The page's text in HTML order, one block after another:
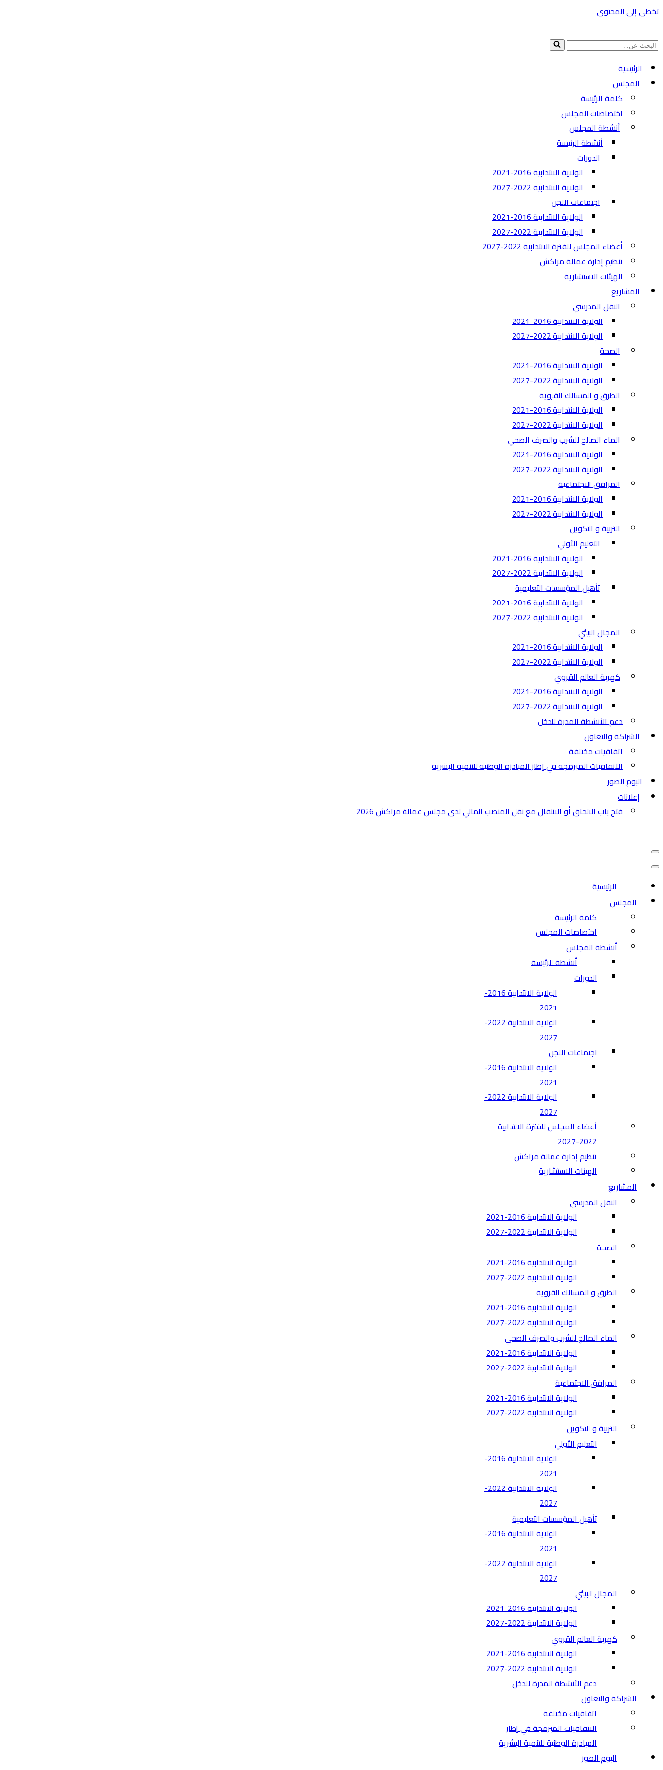
تخطى إلى المحتوى
البحث
الرئيسية
المجلس
كلمة الرئيسة
اختصاصات المجلس
أنشطة المجلس
أنشطة الرئيسة
الدورات
الولاية الانتدابية 2016-2021
الولاية الانتدابية 2022-2027
اجتماعات اللجن
الولاية الانتدابية 2016-2021
الولاية الانتدابية 2022-2027
أعضاء المجلس للفترة الانتدابية 2022-2027
تنظيم إدارة عمالة مراكش
الهيئات الاستشارية
المشاريع
النقل المدرسي
الولاية الانتدابية 2016-2021
الولاية الانتدابية 2022-2027
الصحة
الولاية الانتدابية 2016-2021
الولاية الانتدابية 2022-2027
الطرق و المسالك القروية
الولاية الانتدابية 2016-2021
الولاية الانتدابية 2022-2027
الماء الصالح للشرب والصرف الصحي
الولاية الانتدابية 2016-2021
الولاية الانتدابية 2022-2027
المرافق الاجتماعية
الولاية الانتدابية 2016-2021
الولاية الانتدابية 2022-2027
التربية و التكوين
التعليم الأولي
الولاية الانتدابية 2016-2021
الولاية الانتدابية 2022-2027
تأهيل المؤسسات التعليمية
الولاية الانتدابية 2016-2021
الولاية الانتدابية 2022-2027
المجال البيئي
الولاية الانتدابية 2016-2021
الولاية الانتدابية 2022-2027
كهربة العالم القروي
الولاية الانتدابية 2016-2021
الولاية الانتدابية 2022-2027
دعم الأنشطة المدرة للدخل
الشراكة والتعاون
اتفاقيات مختلفة​
الاتفاقيات المبرمجة في إطار المبادرة الوطنية للتنمية البشرية
البوم الصور
إعلانات
فتح باب الالحاق أو الانتقال مع نقل المنصب المالي لدى مجلس عمالة مراكش 2026
قائمة
قائمة
الرئيسية
المجلس
كلمة الرئيسة
اختصاصات المجلس
أنشطة المجلس
أنشطة الرئيسة
الدورات
الولاية الانتدابية 2016-
2021
الولاية الانتدابية 2022-
2027
اجتماعات اللجن
الولاية الانتدابية 2016-
2021
الولاية الانتدابية 2022-
2027
أعضاء المجلس للفترة الانتدابية
2022-2027
تنظيم إدارة عمالة مراكش
الهيئات الاستشارية
المشاريع
النقل المدرسي
الولاية الانتدابية 2016-2021
الولاية الانتدابية 2022-2027
الصحة
الولاية الانتدابية 2016-2021
الولاية الانتدابية 2022-2027
الطرق و المسالك القروية
الولاية الانتدابية 2016-2021
الولاية الانتدابية 2022-2027
الماء الصالح للشرب والصرف الصحي
الولاية الانتدابية 2016-2021
الولاية الانتدابية 2022-2027
المرافق الاجتماعية
الولاية الانتدابية 2016-2021
الولاية الانتدابية 2022-2027
التربية و التكوين
التعليم الأولي
الولاية الانتدابية 2016-
2021
الولاية الانتدابية 2022-
2027
تأهيل المؤسسات التعليمية
الولاية الانتدابية 2016-
2021
الولاية الانتدابية 2022-
2027
المجال البيئي
الولاية الانتدابية 2016-2021
الولاية الانتدابية 2022-2027
كهربة العالم القروي
الولاية الانتدابية 2016-2021
الولاية الانتدابية 2022-2027
دعم الأنشطة المدرة للدخل
الشراكة والتعاون
اتفاقيات مختلفة​
الاتفاقيات المبرمجة في إطار
المبادرة الوطنية للتنمية البشرية
البوم الصور